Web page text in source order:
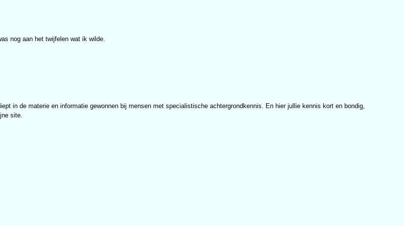
nog aan het twijfelen wat ik wilde.
in de materie en informatie gewonnen bij mensen met specialistische achtergrondkennis. En hier jullie kennis kort en bondig,
site.